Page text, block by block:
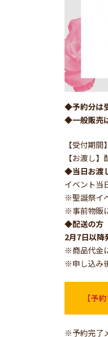
◆予約分は
◆一般販売
【受付期間】
【お渡し
◆当日お渡
イベント当
※聖誕祭イ
※事前物販
◆配送の方
2月7日以降
※商品代金
※申し込み
【予
※予約完了